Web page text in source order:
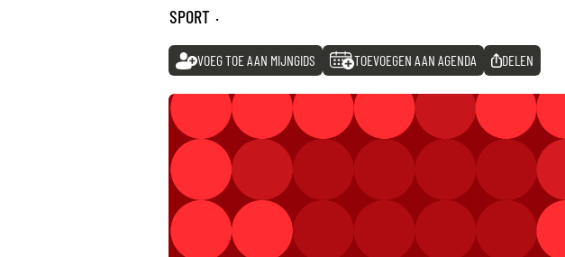
SPORT ·
VOEG TOE AAN MIJNGIDS TOEVOEGEN AAN AGENDA DELEN